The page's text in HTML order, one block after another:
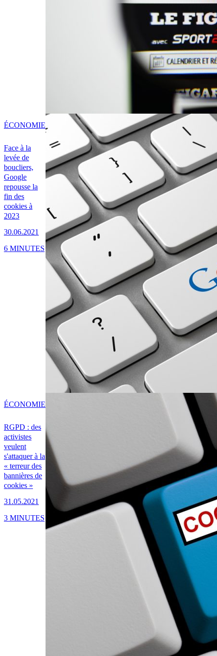
Face à la
levée de
boucliers,
Google
repousse la
fin des
cookies à
2023
30.06.2021
ÉCONOMIE
6 MINUTES
RGPD : des
activistes
veulent
s'attaquer à la
« terreur des
bannières de
cookies »
31.05.2021
ÉCONOMIE
3 MINUTES